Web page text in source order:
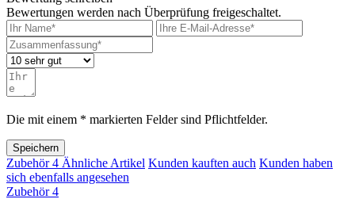
Bewertungen werden nach Überprüfung freigeschaltet.
Die mit einem * markierten Felder sind Pflichtfelder.
Speichern
Zubehör4 Ähnliche Artikel Kunden kauften auch Kunden haben
sich ebenfalls angesehen
Zubehör4